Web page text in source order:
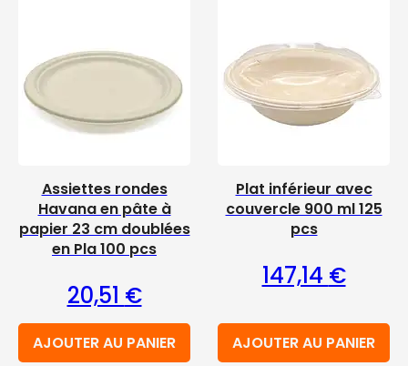
Assiettes rondes
Havana en pâte à
papier 23 cm doublées
en Pla 100 pcs
20,51 €
AJOUTER AU PANIER
Plat inférieur avec
couvercle 900 ml 125
pcs
147,14 €
AJOUTER AU PANIER